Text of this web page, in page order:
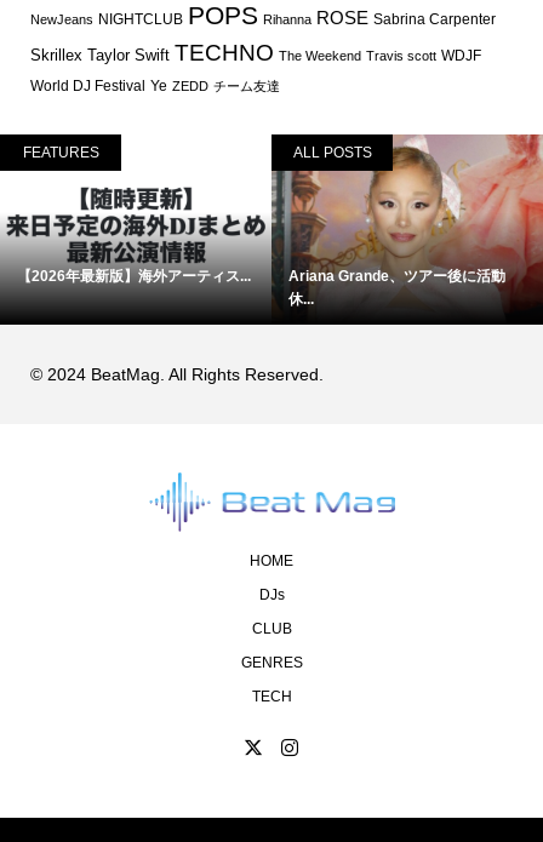
NewJeans NIGHTCLUB POPS Rihanna ROSE Sabrina Carpenter
Skrillex Taylor Swift TECHNO The Weekend Travis scott WDJF
World DJ Festival Ye ZEDD チーム友達
FEATURES
【2026年最新版】海外アーティス...
ALL POSTS
Ariana Grande、ツアー後に活動
休...
© 2024 BeatMag. All Rights Reserved.
HOME
DJs
CLUB
GENRES
TECH